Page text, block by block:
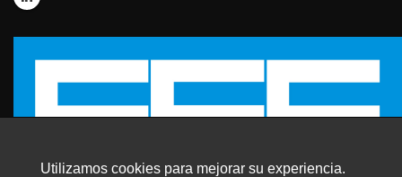
Utilizamos cookies para mejorar su experiencia.